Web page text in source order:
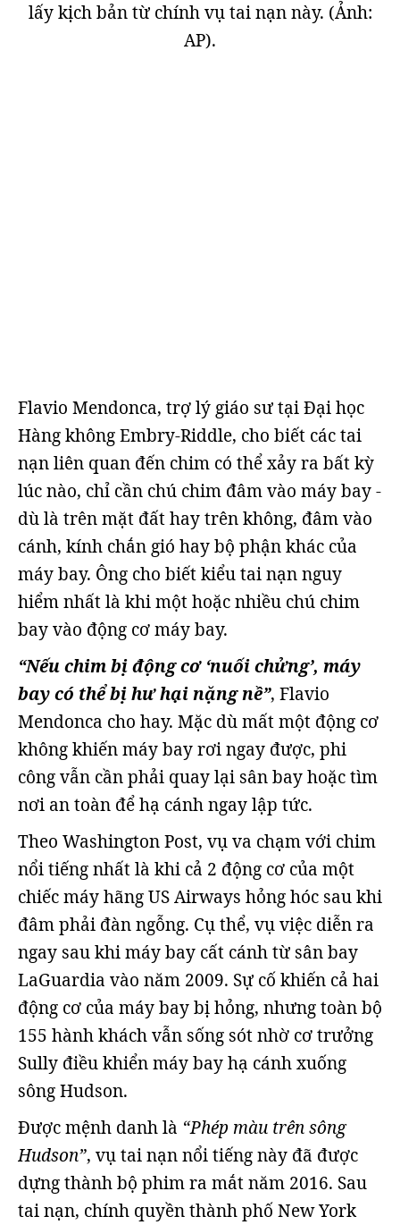
lấy kịch bản từ chính vụ tai nạn này. (Ảnh:
AP).
Flavio Mendonca, trợ lý giáo sư tại Đại học
Hàng không Embry-Riddle, cho biết các tai
nạn liên quan đến chim có thể xảy ra bất kỳ
lúc nào, chỉ cần chú chim đâm vào máy bay -
dù là trên mặt đất hay trên không, đâm vào
cánh, kính chắn gió hay bộ phận khác của
máy bay. Ông cho biết kiểu tai nạn nguy
hiểm nhất là khi một hoặc nhiều chú chim
bay vào động cơ máy bay.
“Nếu chim bị động cơ ‘nuối chửng’, máy
bay có thể bị hư hại nặng nề”, Flavio
Mendonca cho hay. Mặc dù mất một động cơ
không khiến máy bay rơi ngay được, phi
công vẫn cần phải quay lại sân bay hoặc tìm
nơi an toàn để hạ cánh ngay lập tức.
Theo Washington Post, vụ va chạm với chim
nổi tiếng nhất là khi cả 2 động cơ của một
chiếc máy hãng US Airways hỏng hóc sau khi
đâm phải đàn ngỗng. Cụ thể, vụ việc diễn ra
ngay sau khi máy bay cất cánh từ sân bay
LaGuardia vào năm 2009. Sự cố khiến cả hai
động cơ của máy bay bị hỏng, nhưng toàn bộ
155 hành khách vẫn sống sót nhờ cơ trưởng
Sully điều khiển máy bay hạ cánh xuống
sông Hudson.
Được mệnh danh là “Phép màu trên sông
Hudson”, vụ tai nạn nổi tiếng này đã được
dựng thành bộ phim ra mắt năm 2016. Sau
tai nạn, chính quyền thành phố New York